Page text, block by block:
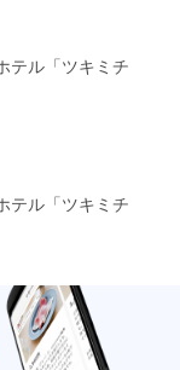
テル「ツキミチ
テル「ツキミチ